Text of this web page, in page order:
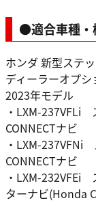
●適合車種・
ホンダ 新型ステ
ディーラーオプシ
2023年モデル
・LXM-237VFLi
CONNECTナビ
・LXM-237VFNi
CONNECTナビ
・LXM-232VFEi
ターナビ(Honda